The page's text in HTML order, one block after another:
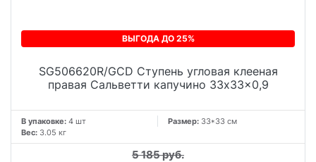
ВЫГОДА ДО 25%
SG506620R/GCD Ступень угловая клееная
правая Сальветти капучино 33x33x0,9
В упаковке: 4 шт Размер: 33*33 см
Вес: 3.05 кг
5 185 руб.